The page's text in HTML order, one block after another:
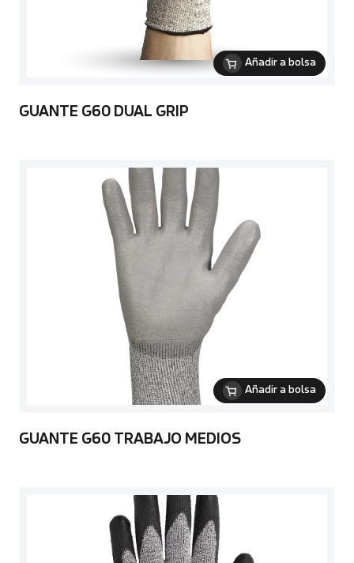
Añadir a bolsa
GUANTE G60 DUAL GRIP
Añadir a bolsa
GUANTE G60 TRABAJO MEDIOS